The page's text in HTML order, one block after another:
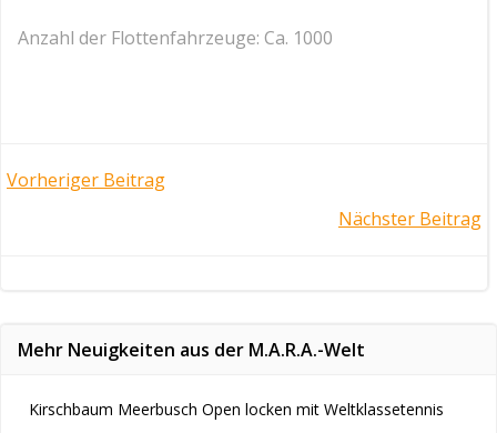
Anzahl der Flottenfahrzeuge: Ca. 1000
Post
Vorheriger Beitrag
Nächster Beitrag
Mehr Neuigkeiten aus der M.A.R.A.-Welt
Kirschbaum Meerbusch Open locken mit Weltklassetennis